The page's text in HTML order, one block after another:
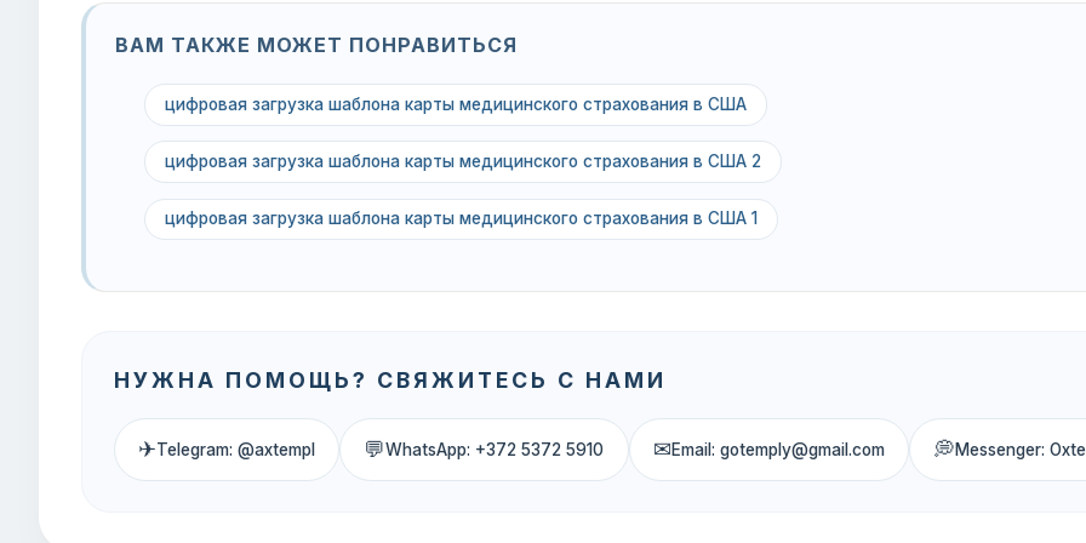
ВАМ ТАКЖЕ МОЖЕТ ПОНРАВИТЬСЯ
цифровая загрузка шаблона карты медицинского страхования в США
цифровая загрузка шаблона карты медицинского страхования в США 2
цифровая загрузка шаблона карты медицинского страхования в США 1
НУЖНА ПОМОЩЬ? СВЯЖИТЕСЬ С НАМИ
✈Telegram: @axtempl 💬WhatsApp: +372 5372 5910 ✉Email: gotemply@gmail.com 💭Messenger: